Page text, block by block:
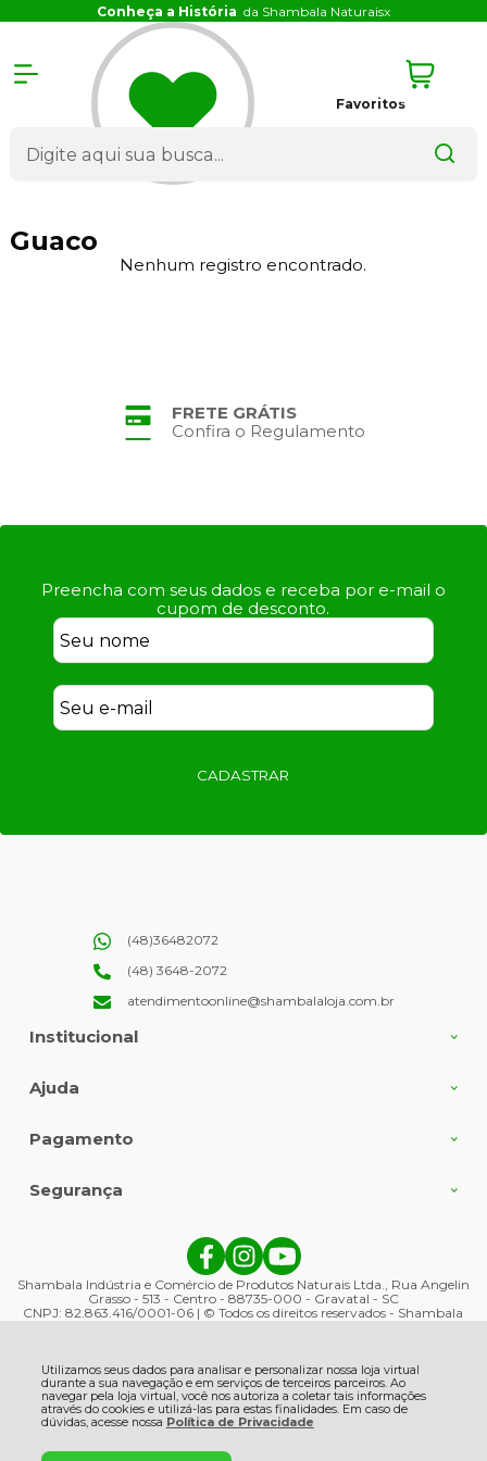
Utilizamos seus dados para analisar e personalizar nossa loja virtual
durante a sua navegação e em serviços de terceiros parceiros. Ao
navegar pela loja virtual, você nos autoriza a coletar tais informações
através do cookies e utilizá-las para estas finalidades. Em caso de
dúvidas, acesse nossa Política de Privacidade
Conheça a História da Shambala Naturaisx
Favoritos
Guaco
Nenhum registro encontrado.
FRETE GRÁTIS
Confira o Regulamento
Preencha com seus dados e receba por e-mail o
cupom de desconto.
CADASTRAR
Institucional
Ajuda
(48)36482072
(48) 3648-2072
atendimentoonline@shambalaloja.com.br
Pagamento
Segurança
Shambala Indústria e Comércio de Produtos Naturais Ltda., Rua Angelin
Grasso - 513 - Centro - 88735-000 - Gravatal - SC
CNPJ: 82.863.416/0001-06 | © Todos os direitos reservados - Shambala